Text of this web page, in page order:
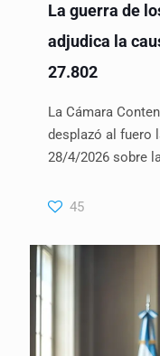
La guerra de
adjudica la
27.802
La Cámara
desplazó al fuero
28/4/2026 sobre
45